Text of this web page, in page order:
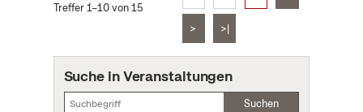
Treffer 1–10 von 15
> >|
Suche in Veranstaltungen
Suchen